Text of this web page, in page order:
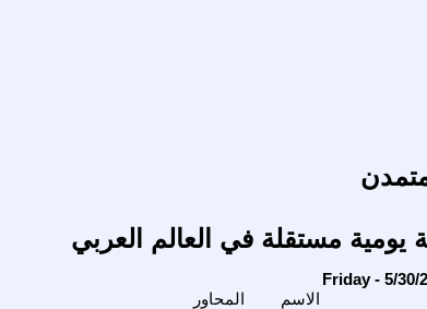
يومية مستقلة في العالم العربي
الاسم